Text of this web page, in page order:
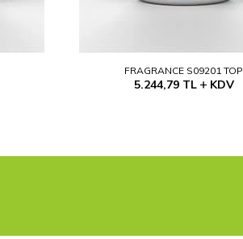
FRAGRANCE S09201 TOP
5.244,79TL KDV